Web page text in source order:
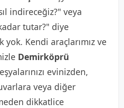
indireceğiz?" veya
tutar?" diye
Kendi araçlarımız ve
Demirköprü
evinizden,
veya diğer
dikkatlice